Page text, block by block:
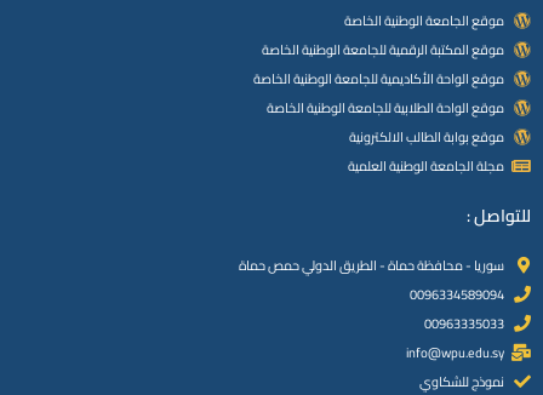
موقع الجامعة الوطنية الخاصة
موقع المكتبة الرقمية للجامعة الوطنية الخاصة
موقع الواحة الأكاديمية للجامعة الوطنية الخاصة
موقع الواحة الطلابية للجامعة الوطنية الخاصة
موقع بوابة الطالب الالكترونية
مجلة الجامعة الوطنية العلمية
للتواصل :
سوريا - محافظة حماة - الطريق الدولي حمص حماة
0096334589094
00963335033
info@wpu.edu.sy
نموذج للشكاوي